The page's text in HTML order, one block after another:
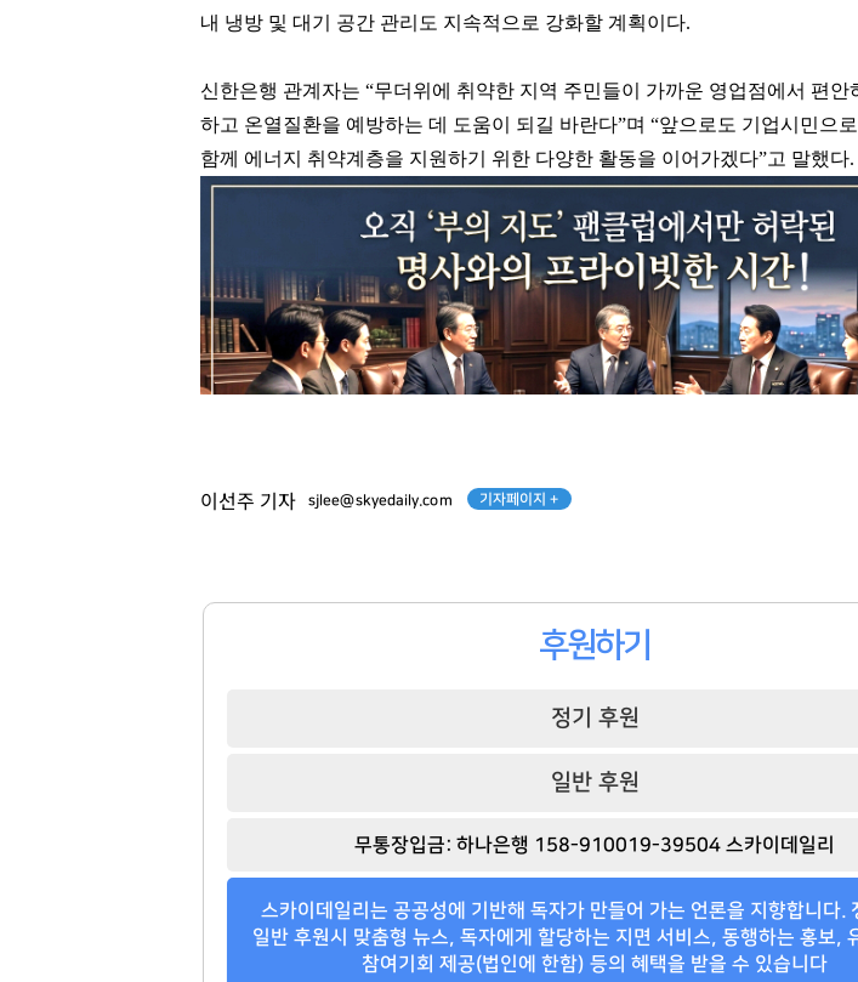
내 냉방 및 대기 공간 관리도 지속적으로 강화할 계획이다.
신한은행 관계자는 “무더위에 취약한 지역 주민들이 가까운 영업점에서 편안
하고 온열질환을 예방하는 데 도움이 되길 바란다”며 “앞으로도 기업시민으
함께 에너지 취약계층을 지원하기 위한 다양한 활동을 이어가겠다”고 말했다.
아크로리버파크
팬클럽 참여
BH엔터테인먼트
아페르한강
팬클럽 참여
81
손흥민
로스앤젤레스 FC
트리마제
팬클럽 참여
92
비아 톨레도 파스타바
빌딩
팬클럽 참여
158
이선주 기자 sjlee@skyedaily.com 기자페이지 +
후원하기
정기 후원
일반 후원
무통장입금: 하나은행 158-910019-39504 스카이데일리
스카이데일리는 공공성에 기반해 독자가 만들어 가는 언론을 지향합니다.
일반 후원시 맞춤형 뉴스, 독자에게 할당하는 지면 서비스, 동행하는 홍보,
참여기회 제공(법인에 한함) 등의 혜택을 받을 수 있습니다